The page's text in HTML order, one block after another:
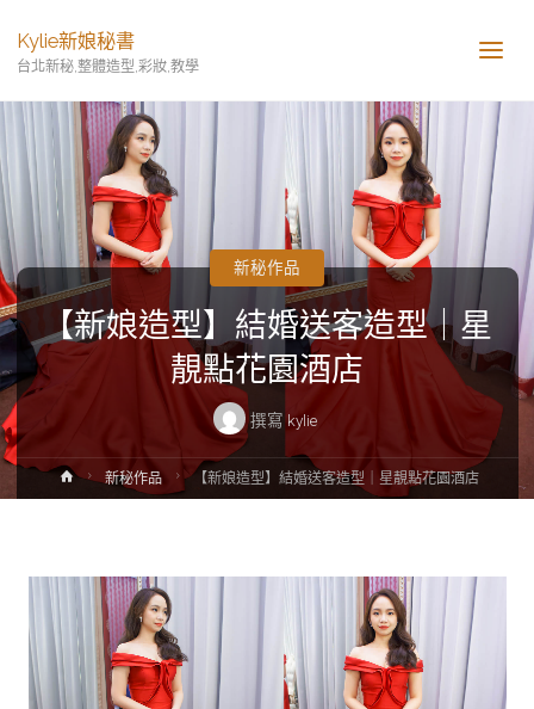
Kylie新娘秘書
台北新秘,整體造型,彩妝,教學
【新娘造型】結婚送客造型｜星
靚點花園酒店
撰寫 kylie
新秘作品
新秘作品 【新娘造型】結婚送客造型｜星靚點花園酒店